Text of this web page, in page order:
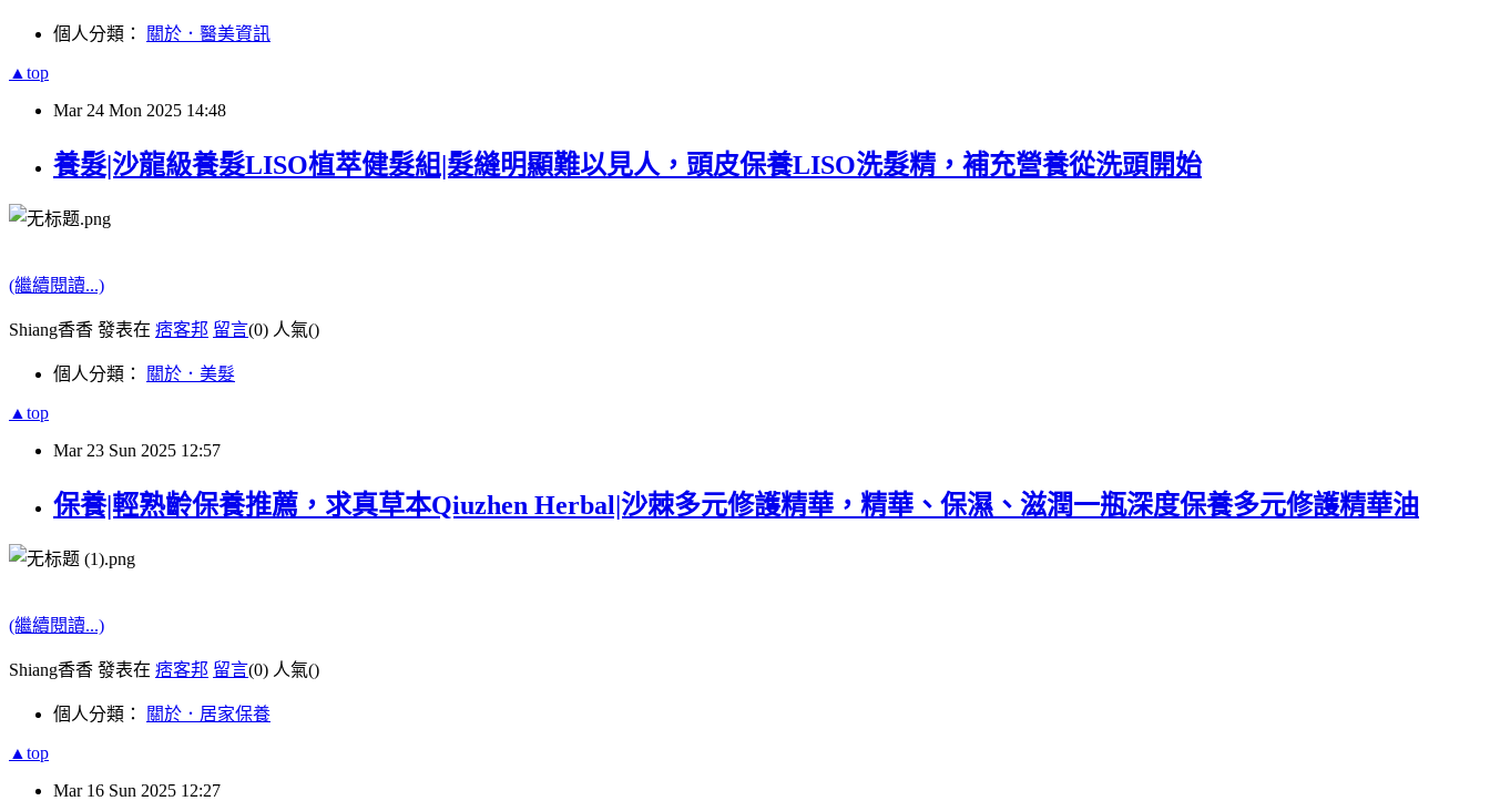
個人分類： 關於．醫美資訊
▲top
Mar 24 Mon 2025 14:48
養髮|沙龍級養髮LISO植萃健髮組|髮縫明顯難以見人，頭皮保養LISO洗髮精，補充營養從洗頭開始
(繼續閱讀...)
Shiang香香 發表在 痞客邦 留言(0) 人氣()
個人分類： 關於．美髮
▲top
Mar 23 Sun 2025 12:57
保養|輕熟齡保養推薦，求真草本Qiuzhen Herbal|沙棘多元修護精華，精華、保濕、滋潤一瓶深度保養多元修護精華油
(繼續閱讀...)
Shiang香香 發表在 痞客邦 留言(0) 人氣()
個人分類： 關於．居家保養
▲top
Mar 16 Sun 2025 12:27